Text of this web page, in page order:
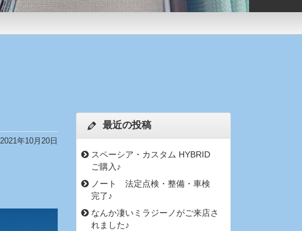
2021年10月20日
最近の投稿
スペーシア・カスタム HYBRID
ご購入♪
ノート 法定点検・整備・車検
完了♪
なんか凄いミラジーノがご来店さ
れました♪